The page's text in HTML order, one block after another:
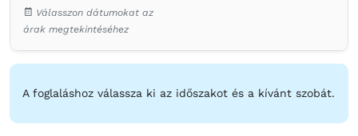
saját - Kád
Fa padló vagy parkett
Törölközők
Ingyenes pipereholmi
Válasszon dátumokat az
árak megtekintéséhez
A foglaláshoz válassza ki az időszakot és a kívánt szobát.